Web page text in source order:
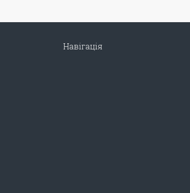
Навігація